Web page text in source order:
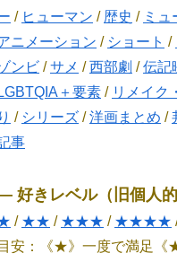
/ ヒューマン / 歴史 / ミュ
ニメーション / ショート /
ンビ /サメ /西部劇 /伝記
LGBTQIA＋要素 / リメイク
り / シリーズ /洋画まとめ /
事
好きレベル（旧個人
/ ★★ / ★★★ / ★★★★
目安：《★》一度で満足